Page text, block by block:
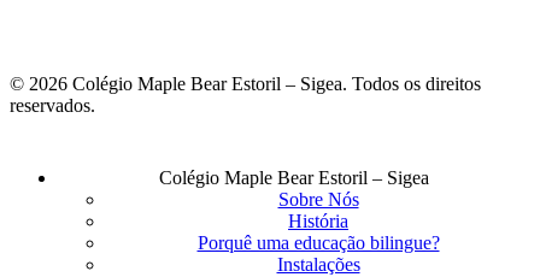
© 2026 Colégio Maple Bear Estoril – Sigea. Todos os direitos
reservados.
Fechar
Colégio Maple Bear Estoril – Sigea
Sobre Nós
História
Porquê uma educação bilingue?
Instalações